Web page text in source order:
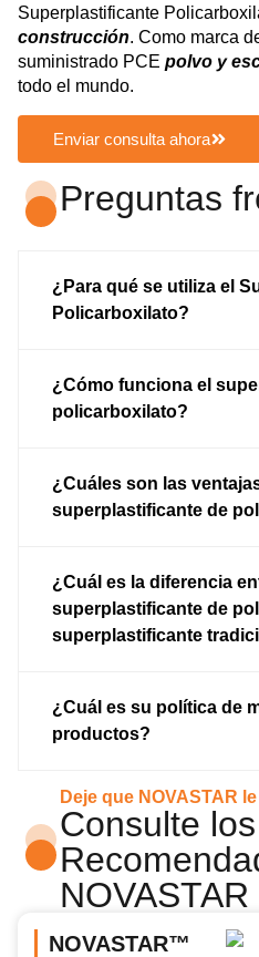
Superplastificante
construcción. Como marca
suministrado PCE polvo y
todo el mundo.
Enviar consulta ahora
Preguntas
¿Para qué se utiliza el
Policarboxilato?
¿Cómo funciona el
policarboxilato?
¿Cuáles son las
superplastificante de
¿Cuál es la diferencia
superplastificante de
superplastificante
¿Cuál es su política de
productos?
Deje que NOVASTAR
Consulte
NOVASTAR
NOVASTAR™